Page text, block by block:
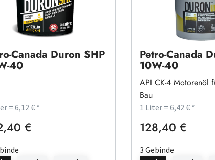
Canada Duron SHP
40
= 6,12 € *
Preis:
€
Petro-Canada
10W-40
API CK-4 Motorenöl
Bau
1 Liter = 6,42 € *
Regulärer Preis:
128,40 €
3 Gebinde